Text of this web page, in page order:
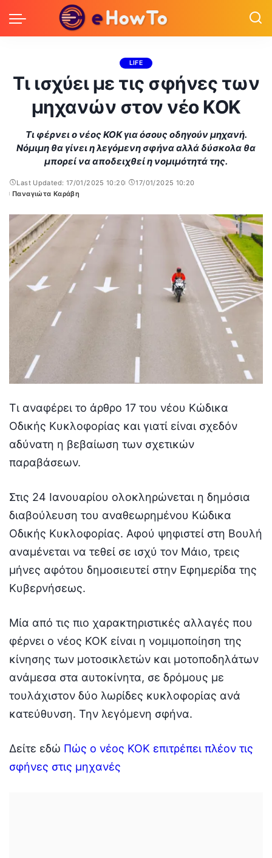
LIFE
Τι ισχύει με τις σφήνες των
μηχανών στον νέο ΚΟΚ
Τι φέρνει ο νέος ΚΟΚ για όσους οδηγούν μηχανή.
Νόμιμη θα γίνει η λεγόμενη σφήνα αλλά δύσκολα θα
μπορεί να αποδειχθεί η νομιμότητά της.
Last Updated: 17/01/2025 10:20
17/01/2025 10:20
Posted
Παναγιώτα Καράβη
Τι αναφέρει το άρθρο 17 του νέου Κώδικα
Οδικής Κυκλοφορίας και γιατί είναι σχεδόν
αδύνατη η βεβαίωση των σχετικών
παραβάσεων.
Στις 24 Ιανουαρίου ολοκληρώνεται η δημόσια
διαβούλευση του αναθεωρημένου Κώδικα
Οδικής Κυκλοφορίας. Αφού ψηφιστεί στη Βουλή
αναμένεται να τεθεί σε ισχύ τον Μάιο, τρεις
μήνες αφότου δημοσιευτεί στην Εφημερίδα της
Κυβερνήσεως.
Μία από τις πιο χαρακτηριστικές αλλαγές που
φέρνει ο νέος ΚΟΚ είναι η νομιμοποίηση της
κίνησης των μοτοσικλετών και μοτοποδηλάτων
ανάμεσα στα αυτοκίνητα, σε δρόμους με
τουλάχιστον δύο λωρίδες κυκλοφορίας ανά
κατεύθυνση. Την λεγόμενη σφήνα.
Δείτε εδώ Πώς ο νέος ΚΟΚ επιτρέπει πλέον τις
σφήνες στις μηχανές